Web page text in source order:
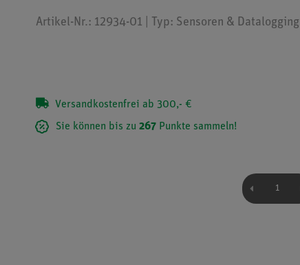
Artikel-Nr.: 12934-01 | Typ: Sensoren & Datalogging
Versandkostenfrei ab 300,- €
Sie können bis zu 267 Punkte sammeln!